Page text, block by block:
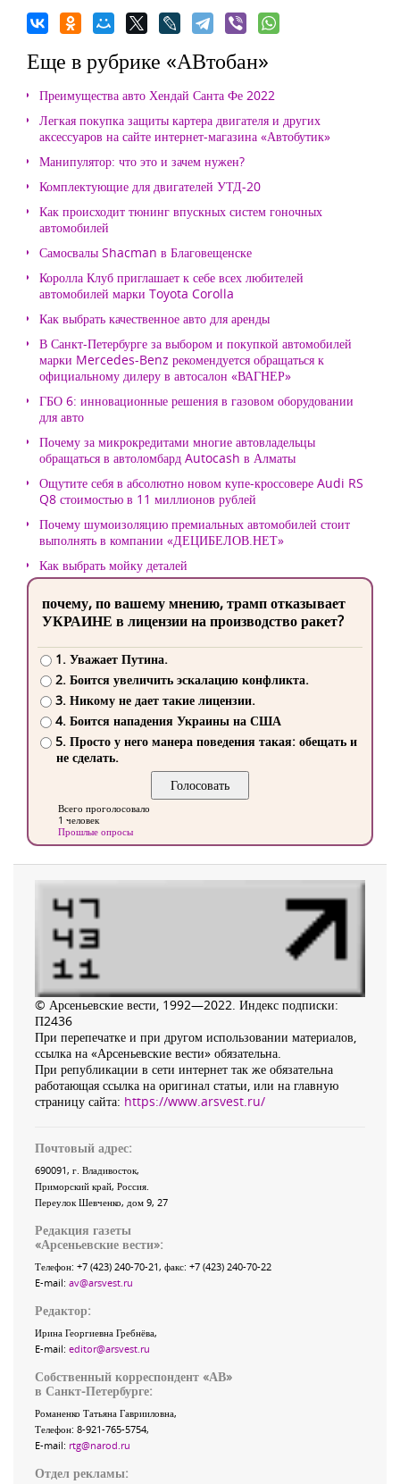
Еще в рубрике «АВтобан»
Преимущества авто Хендай Санта Фе 2022
Легкая покупка защиты картера двигателя и других
аксессуаров на сайте интернет-магазина «Автобутик»
Манипулятор: что это и зачем нужен?
Комплектующие для двигателей УТД-20
Как происходит тюнинг впускных систем гоночных
автомобилей
Самосвалы Shacman в Благовещенске
Королла Клуб приглашает к себе всех любителей
автомобилей марки Toyota Corolla
Как выбрать качественное авто для аренды
В Санкт-Петербурге за выбором и покупкой автомобилей
марки Mercedes-Benz рекомендуется обращаться к
официальному дилеру в автосалон «ВАГНЕР»
ГБО 6: инновационные решения в газовом оборудовании
для авто
Почему за микрокредитами многие автовладельцы
обращаться в автоломбард Autocash в Алматы
Ощутите себя в абсолютно новом купе-кроссовере Audi RS
Q8 стоимостью в 11 миллионов рублей
Почему шумоизоляцию премиальных автомобилей стоит
выполнять в компании «ДЕЦИБЕЛОВ.НЕТ»
Как выбрать мойку деталей
почему, по вашему мнению, трамп отказывает
УКРАИНЕ в лицензии на производство ракет?
1. Уважает Путина.
2. Боится увеличить эскалацию конфликта.
3. Никому не дает такие лицензии.
4. Боится нападения Украины на США
5. Просто у него манера поведения такая: обещать и
не сделать.
Всего проголосовало
1 человек
Прошлые опросы
© Арсеньевские вести, 1992—2022. Индекс подписки:
П2436
При перепечатке и при другом использовании материалов,
ссылка на «Арсеньевские вести» обязательна.
При републикации в сети интернет так же обязательна
работающая ссылка на оригинал статьи, или на главную
страницу сайта: https://www.arsvest.ru/
Почтовый адрес:
690091, г. Владивосток,
Приморский край, Россия
Переулок Шевченко, дом 9, 27
Редакция газеты
«Арсеньевские вести»:
Телефон: +7 (423) 240-70-21, факс: +7 (423) 240-70-22
E-mail: av@arsvest.ru
Редактор:
Ирина Георгиевна Гребнёва,
E-mail: editor@arsvest.ru
Собственный корреспондент «АВ»
в Санкт-Петербурге:
Романенко Татьяна Гаврииловна,
Телефон: 8-921-765-5754,
E-mail: rtg@narod.ru
Отдел рекламы: